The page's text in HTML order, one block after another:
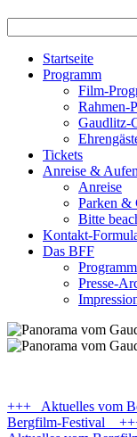
Startseite
Programm
Film-
Rahmen-
Gaudlitz-
Tickets
Anreise &
Anreise
Parken &
Bitte
Kontakt-
Das BFF
Presse-
+++ Aktuelles vom
Bergfilm-Festival